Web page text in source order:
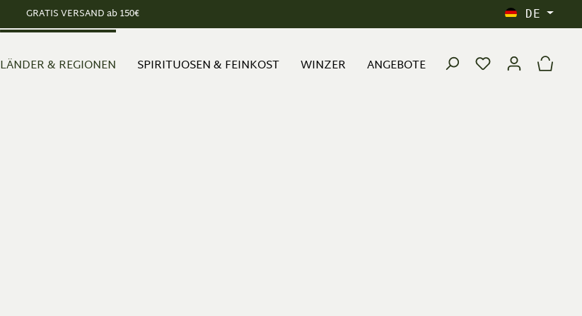
GRATIS VERSAND ab 150€ DE
LÄNDER & REGIONEN SPIRITUOSEN & FEINKOST WINZER ANGEBOTE